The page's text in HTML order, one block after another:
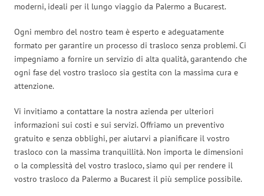
moderni, ideali per il lungo viaggio da Palermo a Bucarest.
Ogni membro del nostro team è esperto e adeguatamente
formato per garantire un processo di trasloco senza problemi. Ci
impegniamo a fornire un servizio di alta qualità, garantendo che
ogni fase del vostro trasloco sia gestita con la massima cura e
attenzione.
Vi invitiamo a contattare la nostra azienda per ulteriori
informazioni sui costi e sui servizi. Offriamo un preventivo
gratuito e senza obblighi, per aiutarvi a pianificare il vostro
trasloco con la massima tranquillità. Non importa le dimensioni
o la complessità del vostro trasloco, siamo qui per rendere il
vostro trasloco da Palermo a Bucarest il più semplice possibile.